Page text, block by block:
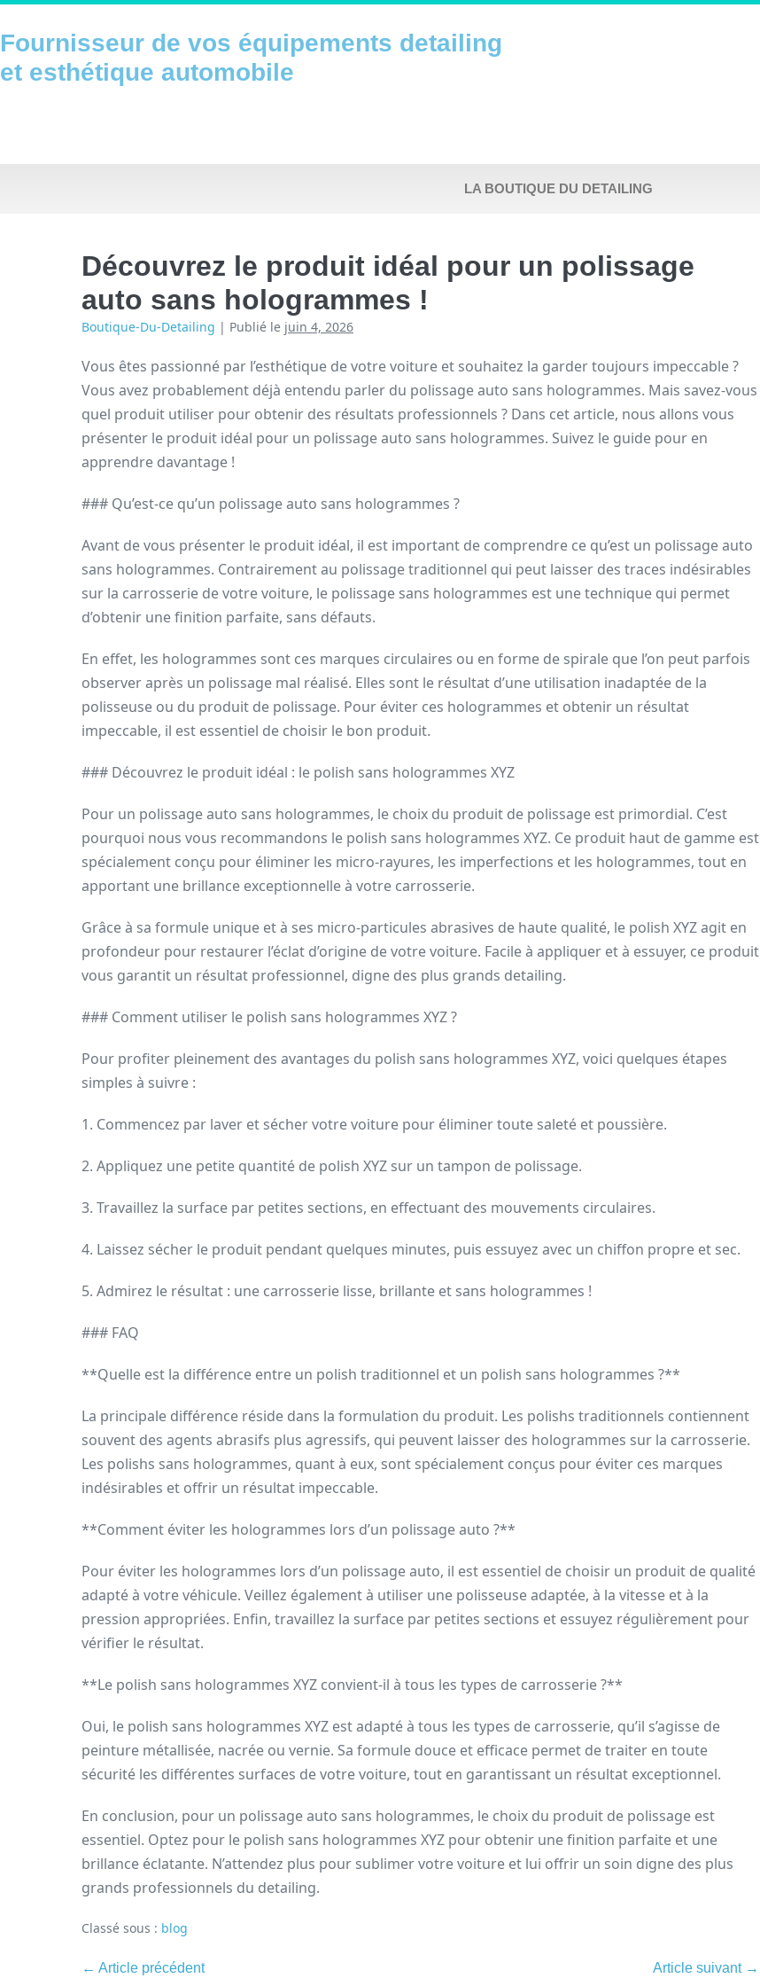
au
Fournisseur de vos équipements detailing
et esthétique automobile
LA BOUTIQUE DU DETAILING
Découvrez le produit idéal pour un polissage
auto sans hologrammes !
Boutique-Du-Detailing | Publié le juin 4, 2026
Vous êtes passionné par l’esthétique de votre voiture et souhaitez la garder toujours impeccable ?
Vous avez probablement déjà entendu parler du polissage auto sans hologrammes. Mais savez-vous
quel produit utiliser pour obtenir des résultats professionnels ? Dans cet article, nous allons vous
présenter le produit idéal pour un polissage auto sans hologrammes. Suivez le guide pour en
apprendre davantage !
### Qu’est-ce qu’un polissage auto sans hologrammes ?
Avant de vous présenter le produit idéal, il est important de comprendre ce qu’est un polissage auto
sans hologrammes. Contrairement au polissage traditionnel qui peut laisser des traces indésirables
sur la carrosserie de votre voiture, le polissage sans hologrammes est une technique qui permet
d’obtenir une finition parfaite, sans défauts.
En effet, les hologrammes sont ces marques circulaires ou en forme de spirale que l’on peut parfois
observer après un polissage mal réalisé. Elles sont le résultat d’une utilisation inadaptée de la
polisseuse ou du produit de polissage. Pour éviter ces hologrammes et obtenir un résultat
impeccable, il est essentiel de choisir le bon produit.
### Découvrez le produit idéal : le polish sans hologrammes XYZ
Pour un polissage auto sans hologrammes, le choix du produit de polissage est primordial. C’est
pourquoi nous vous recommandons le polish sans hologrammes XYZ. Ce produit haut de gamme est
spécialement conçu pour éliminer les micro-rayures, les imperfections et les hologrammes, tout en
apportant une brillance exceptionnelle à votre carrosserie.
Grâce à sa formule unique et à ses micro-particules abrasives de haute qualité, le polish XYZ agit en
profondeur pour restaurer l’éclat d’origine de votre voiture. Facile à appliquer et à essuyer, ce produit
vous garantit un résultat professionnel, digne des plus grands detailing.
### Comment utiliser le polish sans hologrammes XYZ ?
Pour profiter pleinement des avantages du polish sans hologrammes XYZ, voici quelques étapes
simples à suivre :
1. Commencez par laver et sécher votre voiture pour éliminer toute saleté et poussière.
2. Appliquez une petite quantité de polish XYZ sur un tampon de polissage.
3. Travaillez la surface par petites sections, en effectuant des mouvements circulaires.
4. Laissez sécher le produit pendant quelques minutes, puis essuyez avec un chiffon propre et sec.
5. Admirez le résultat : une carrosserie lisse, brillante et sans hologrammes !
### FAQ
**Quelle est la différence entre un polish traditionnel et un polish sans hologrammes ?**
La principale différence réside dans la formulation du produit. Les polishs traditionnels contiennent
souvent des agents abrasifs plus agressifs, qui peuvent laisser des hologrammes sur la carrosserie.
Les polishs sans hologrammes, quant à eux, sont spécialement conçus pour éviter ces marques
indésirables et offrir un résultat impeccable.
**Comment éviter les hologrammes lors d’un polissage auto ?**
Pour éviter les hologrammes lors d’un polissage auto, il est essentiel de choisir un produit de qualité
adapté à votre véhicule. Veillez également à utiliser une polisseuse adaptée, à la vitesse et à la
pression appropriées. Enfin, travaillez la surface par petites sections et essuyez régulièrement pour
vérifier le résultat.
**Le polish sans hologrammes XYZ convient-il à tous les types de carrosserie ?**
Oui, le polish sans hologrammes XYZ est adapté à tous les types de carrosserie, qu’il s’agisse de
peinture métallisée, nacrée ou vernie. Sa formule douce et efficace permet de traiter en toute
sécurité les différentes surfaces de votre voiture, tout en garantissant un résultat exceptionnel.
En conclusion, pour un polissage auto sans hologrammes, le choix du produit de polissage est
essentiel. Optez pour le polish sans hologrammes XYZ pour obtenir une finition parfaite et une
brillance éclatante. N’attendez plus pour sublimer votre voiture et lui offrir un soin digne des plus
grands professionnels du detailing.
Classé sous : blog
Navigation
← Article précédent Article suivant →